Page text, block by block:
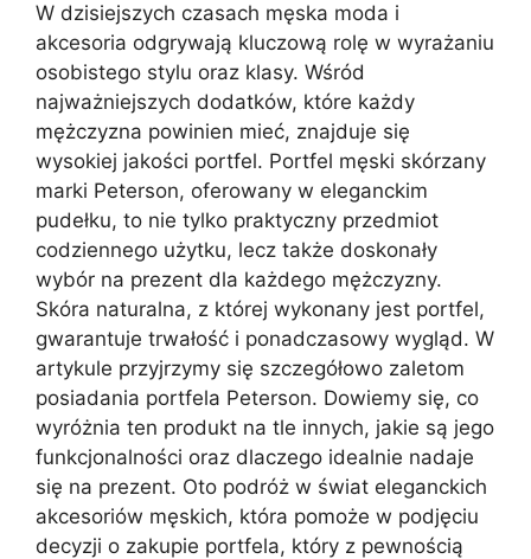
W dzisiejszych czasach męska moda i
akcesoria odgrywają kluczową rolę w wyrażaniu
osobistego stylu oraz klasy. Wśród
najważniejszych dodatków, które każdy
mężczyzna powinien mieć, znajduje się
wysokiej jakości portfel. Portfel męski skórzany
marki Peterson, oferowany w eleganckim
pudełku, to nie tylko praktyczny przedmiot
codziennego użytku, lecz także doskonały
wybór na prezent dla każdego mężczyzny.
Skóra naturalna, z której wykonany jest portfel,
gwarantuje trwałość i ponadczasowy wygląd. W
artykule przyjrzymy się szczegółowo zaletom
posiadania portfela Peterson. Dowiemy się, co
wyróżnia ten produkt na tle innych, jakie są jego
funkcjonalności oraz dlaczego idealnie nadaje
się na prezent. Oto podróż w świat eleganckich
akcesoriów męskich, która pomoże w podjęciu
decyzji o zakupie portfela, który z pewnością